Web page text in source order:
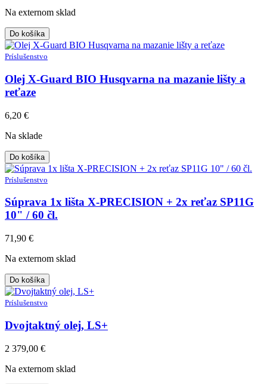
Na externom sklad
Do košíka
Príslušenstvo
Olej X-Guard BIO Husqvarna na mazanie lišty a
reťaze
6,20 €
Na sklade
Do košíka
Príslušenstvo
Súprava 1x lišta X-PRECISION + 2x reťaz SP11G
10" / 60 čl.
71,90 €
Na externom sklad
Do košíka
Príslušenstvo
Dvojtaktný olej, LS+
2 379,00 €
Na externom sklad